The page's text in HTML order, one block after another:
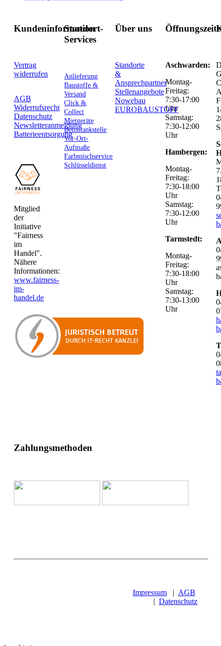
Kundeninformation
Vertrag
widerrufen
AGB
Widerrufsrecht
Datenschutz
Newsletteranmeldung
Batterieentsorgung
Mitglied
der
Initiative
"Fairness
im
Handel".
Nähere
Informationen:
www.fairness-
im-
handel.de
Standort-
Services
Anlieferung
Baustoffe &
Versand
Click &
Collect
Mietgeräte
Betontankstelle
Vor-Ort-
Aufmaße
Farbmischservice
Schlüsseldienst
Über uns
Standorte
&
Ansprechpartner
Stellenangebote
Nowebau
EUROBAUSTOFF
Aschwarden:
Montag-
Freitag:
7:30-17:00
Uhr
Samstag:
7:30-12:00
Uhr
Hambergen:
Montag-
Freitag:
7:30-18:00
Uhr
Samstag:
7:30-12:00
Uhr
Tarmstedt:
Montag-
Freitag:
7:30-18:00
Uhr
Samstag:
7:30-13:00
Uhr
Zahlungsmethoden
Impressum | AGB
| Datenschutz